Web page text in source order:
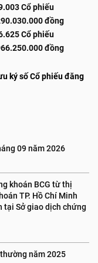
Cổ phiếu
đồng
Cổ phiếu
đồng
ký số Cổ phiếu đăng
09 năm 2026
khoán BCG từ thị
TP. Hồ Chí Minh
tại Sở giao dịch chứng
năm 2025